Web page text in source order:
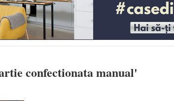
confectionata manual'